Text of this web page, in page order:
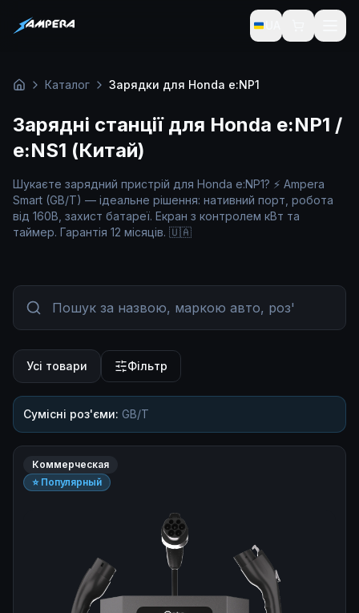
ГоловнаКаталог Зарядки для Honda e:NP1
Зарядні станції для Honda e:NP1 /
e:NS1 (Китай)
Шукаєте зарядний пристрій для Honda e:NP1? ⚡ Ampera
Smart (GB/T) — ідеальне рішення: нативний порт, робота
від 160В, захист батареї. Екран з контролем кВт та
таймер. Гарантія 12 місяців. 🇺🇦
Усі товари Фільтр
Сумісні роз'єми: GB/T
Коммерческая
⭐ Популярный